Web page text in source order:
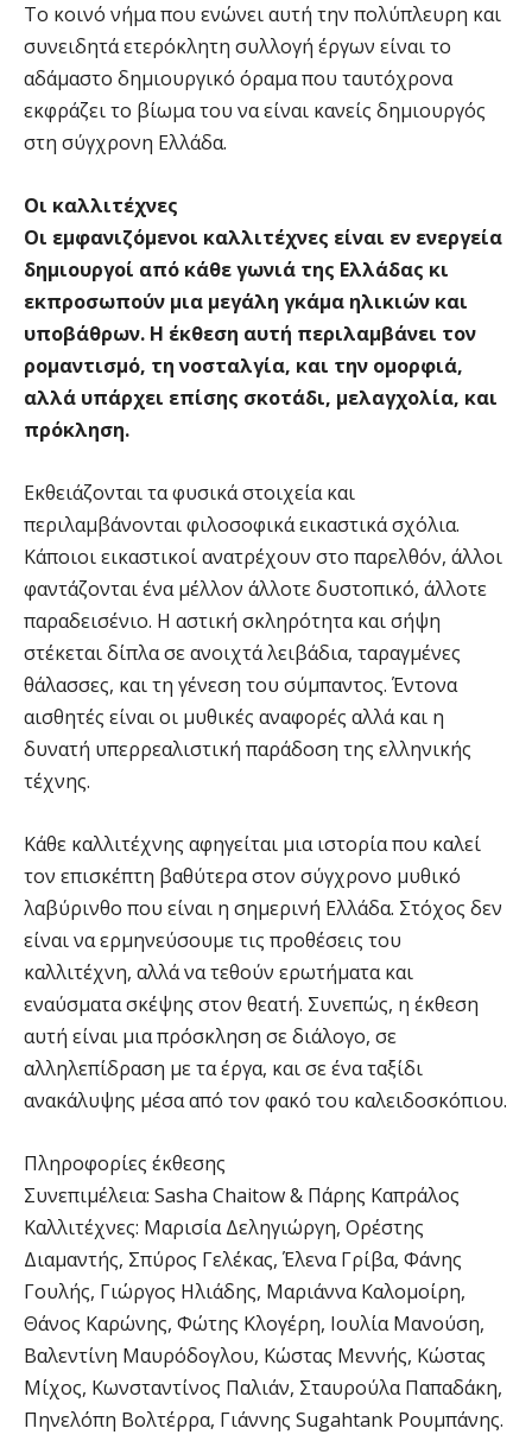
Το κοινό νήμα που ενώνει αυτή την πολύπλευρη και
συνειδητά ετερόκλητη συλλογή έργων είναι το
αδάμαστο δημιουργικό όραμα που ταυτόχρονα
εκφράζει το βίωμα του να είναι κανείς δημιουργός
στη σύγχρονη Ελλάδα.
Οι καλλιτέχνες
Οι εμφανιζόμενοι καλλιτέχνες είναι εν ενεργεία
δημιουργοί από κάθε γωνιά της Ελλάδας κι
εκπροσωπούν μια μεγάλη γκάμα ηλικιών και
υποβάθρων. Η έκθεση αυτή περιλαμβάνει τον
ρομαντισμό, τη νοσταλγία, και την ομορφιά,
αλλά υπάρχει επίσης σκοτάδι, μελαγχολία, και
πρόκληση.
Εκθειάζονται τα φυσικά στοιχεία και
περιλαμβάνονται φιλοσοφικά εικαστικά σχόλια.
Κάποιοι εικαστικοί ανατρέχουν στο παρελθόν, άλλοι
φαντάζονται ένα μέλλον άλλοτε δυστοπικό, άλλοτε
παραδεισένιο. Η αστική σκληρότητα και σήψη
στέκεται δίπλα σε ανοιχτά λειβάδια, ταραγμένες
θάλασσες, και τη γένεση του σύμπαντος. Έντονα
αισθητές είναι οι μυθικές αναφορές αλλά και η
δυνατή υπερρεαλιστική παράδοση της ελληνικής
τέχνης.
Κάθε καλλιτέχνης αφηγείται μια ιστορία που καλεί
τον επισκέπτη βαθύτερα στον σύγχρονο μυθικό
λαβύρινθο που είναι η σημερινή Ελλάδα. Στόχος δεν
είναι να ερμηνεύσουμε τις προθέσεις του
καλλιτέχνη, αλλά να τεθούν ερωτήματα και
εναύσματα σκέψης στον θεατή. Συνεπώς, η έκθεση
αυτή είναι μια πρόσκληση σε διάλογο, σε
αλληλεπίδραση με τα έργα, και σε ένα ταξίδι
ανακάλυψης μέσα από τον φακό του καλειδοσκόπιου.
Πληροφορίες έκθεσης
Συνεπιμέλεια: Sasha Chaitow & Πάρης Καπράλος
Καλλιτέχνες: Μαρισία Δεληγιώργη, Ορέστης
Διαμαντής, Σπύρος Γελέκας, Έλενα Γρίβα, Φάνης
Γουλής, Γιώργος Ηλιάδης, Μαριάννα Καλομοίρη,
Θάνος Καρώνης, Φώτης Κλογέρη, Ιουλία Μανούση,
Βαλεντίνη Μαυρόδογλου, Κώστας Μεννής, Κώστας
Μίχος, Κωνσταντίνος Παλιάν, Σταυρούλα Παπαδάκη,
Πηνελόπη Βολτέρρα, Γιάννης Sugahtank Ρουμπάνης.